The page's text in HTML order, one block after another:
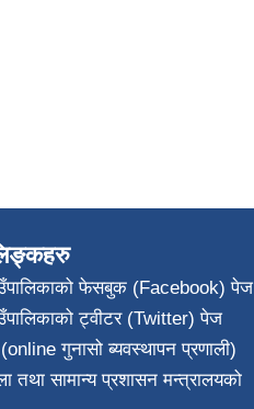
फेसबुक (Facebook) पेज
ट्वीटर (Twitter) पेज
गुनासो ब्यवस्थापन प्रणाली)
तथा सामान्य प्रशासन मन्त्रालयको